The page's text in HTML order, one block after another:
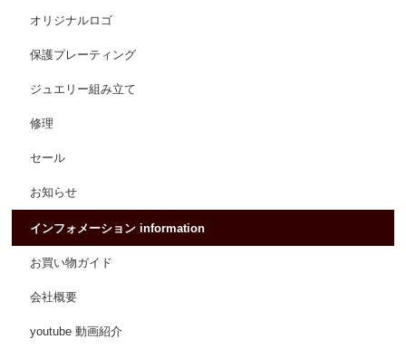
オリジナルロゴ
保護プレーティング
ジュエリー組み立て
修理
セール
お知らせ
インフォメーション information
お買い物ガイド
会社概要
youtube 動画紹介